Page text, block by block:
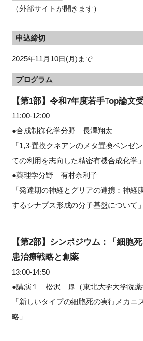
（外部サイトが開きます）
申込締切
2025年11月10日(月)まで
プログラム
【第1部】令和7年度若手Top論文
11:00-12:00
●合成制御化学分野 長澤翔太
「1,3-置換クネアンのメタ置換ベンゼ
ての利用を志向した精密有機合成化学」
●薬理学分野 有村奈利子
「発達期の神経とグリアの連携：神経
するシナプス形成の分子基盤について」
【第2部】シンポジウム：「細胞
患治療戦略と創薬
13:00-14:50
●講演１ 松沢 厚（東北大学大学院薬
「新しいタイプの細胞死の実行メカニ
略」